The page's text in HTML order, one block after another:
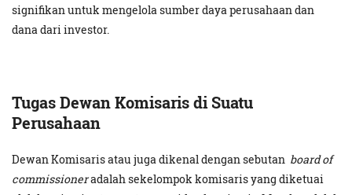
signifikan untuk mengelola sumber daya perusahaan dan
dana dari investor.
Tugas Dewan Komisaris di Suatu
Perusahaan
Dewan Komisaris atau juga dikenal dengan sebutan board of
commissioneradalah sekelompok komisaris yang diketuai